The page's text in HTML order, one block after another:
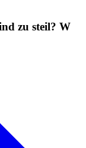
zu steil? W